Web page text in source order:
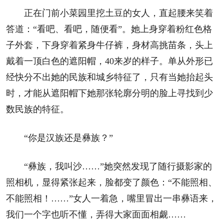
小说 散文 诗歌 文学评论
校园文学 其他阅读 文学访谈 作家新作
新书快讯
服务
入会须知 会员管理
公告公示
公告公示 讣告 征稿启事 新会员发展名单
正在门前小菜园里挖土豆的女人，直起腰来笑着
答道：“看吧、看吧，随便看”。她上身穿着粉红色格
子外套，下身穿着紧身牛仔裤，身材高挑苗条，头上
戴着一顶白色的遮阳帽，40来岁的样子。单从外形已
经快分不出她的民族和城乡特征了，只有当她抬起头
时，才能从遮阳帽下她那张轮廓分明的脸上寻找到少
数民族的特征。
“你是汉族还是彝族？”
“彝族，我叫沙……”她突然发现了随行摄影家的
照相机，显得紧张起来，脸都变了颜色：“不能照相、
不能照相！……”女人一着急，嘴里冒出一串彝语来，
我们一个字也听不懂，弄得大家面面相觑……